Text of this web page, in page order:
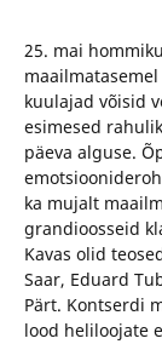
25. mai
kuulajad võisid
esimesed
päeva alguse.
ka mujalt
grandioosseid
Kavas olid
Saar, Eduard
Pärt. Kontserdi
lood heliloojate